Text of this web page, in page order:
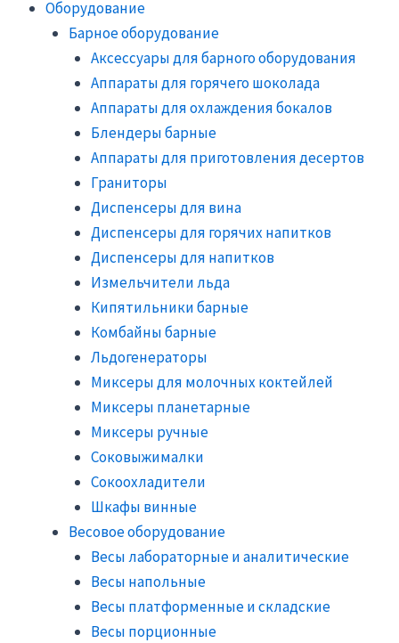
Оборудование
Барное оборудование
Аксессуары для барного оборудования
Аппараты для горячего шоколада
Аппараты для охлаждения бокалов
Блендеры барные
Аппараты для приготовления десертов
Граниторы
Диспенсеры для вина
Диспенсеры для горячих напитков
Диспенсеры для напитков
Измельчители льда
Кипятильники барные
Комбайны барные
Льдогенераторы
Миксеры для молочных коктейлей
Миксеры планетарные
Миксеры ручные
Соковыжималки
Сокоохладители
Шкафы винные
Весовое оборудование
Весы лабораторные и аналитические
Весы напольные
Весы платформенные и складские
Весы порционные